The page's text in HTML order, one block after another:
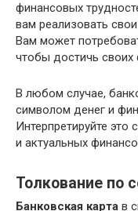
финансовых
вам реализовать
Вам может
чтобы достичь своих
В любом случае,
символом денег и
Интерпретируйте это
и актуальных
Толкование по
Банковская карта в